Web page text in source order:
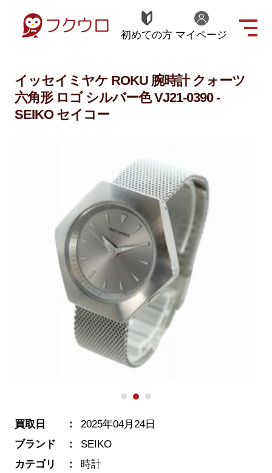
初めての方 マイページ
イッセイミヤケ ROKU 腕時計 クォーツ
六角形 ロゴ シルバー色 VJ21-0390 -
SEIKO セイコー
買取日
2025年04月24日
ブランド
SEIKO
カテゴリ
時計